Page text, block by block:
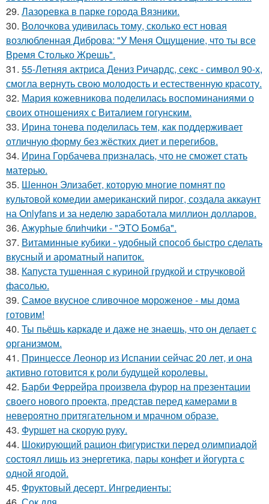
29. Лазоревка в парке города Вязники.
30. Волочкова удивилась тому, сколько ест новая
возлюбленная Диброва: "У Меня Ощущение, что ты все
Время Столько Жрешь".
31. 55-Летняя актриса Дениз Ричардс, секс - символ 90-х,
смогла вернуть свою молодость и естественную красоту.
32. Мария кожевникова поделилась воспоминаниями о
своих отношениях с Виталием гогунским.
33. Ирина тонева поделилась тем, как поддерживает
отличную форму без жёстких диет и перегибов.
34. Ирина Горбачева призналась, что не сможет стать
матерью.
35. Шеннон Элизабет, которую многие помнят по
культовой комедии американский пирог, создала аккаунт
на Onlyfans и за неделю заработала миллион долларов.
36. Ажурhые блиhчиkи - "ЭТO Бомба".
37. Витаминные кубики - удобный способ быстро сделать
вкусный и ароматный напиток.
38. Капуста тушенная с куриной грудкой и стручковой
фасолью.
39. Самое вкусное сливочное мороженое - мы дома
готовим!
40. Ты пьёшь каркаде и даже не знаешь, что он делает с
организмом.
41. Принцессе Леонор из Испании сейчас 20 лет, и она
активно готовится к роли будущей королевы.
42. Барби Феррейра произвела фурор на презентации
своего нового проекта, представ перед камерами в
невероятно притягательном и мрачном образе.
43. Фуршет на скорую руку.
44. Шокирующий рацион фигуристки перед олимпиадой
состоял лишь из энергетика, пары конфет и йогурта с
одной ягодой.
45. Фруктовый десерт. Ингредиенты: